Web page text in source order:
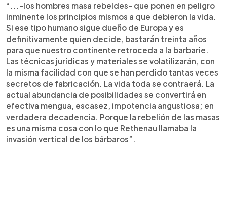
“...-los hombres masa rebeldes- que ponen en peligro
inminente los principios mismos a que debieron la vida.
Si ese tipo humano sigue dueño de Europa y es
definitivamente quien decide, bastarán treinta años
para que nuestro continente retroceda a la barbarie.
Las técnicas jurídicas y materiales se volatilizarán, con
la misma facilidad con que se han perdido tantas veces
secretos de fabricación. La vida toda se contraerá. La
actual abundancia de posibilidades se convertirá en
efectiva mengua, escasez, impotencia angustiosa; en
verdadera decadencia. Porque la rebelión de las masas
es una misma cosa con lo que Rethenau llamaba la
invasión vertical de los bárbaros”.